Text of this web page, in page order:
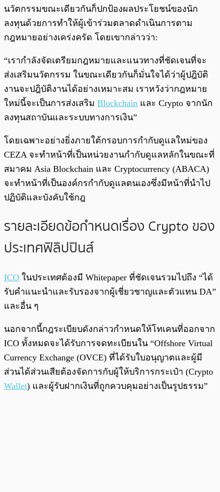
นวัตกรรมขณะเดียวกันก็ปกป้องผลประโยชน์ของนัก
ลงทุนด้วยการทำให้ผู้เข้าร่วมตลาดดำเนินการตาม
กฎหมายอย่างเคร่งครัด โดยเขากล่าวว่า:
“เรากำลังจัดเตรียมกฎหมายและแนวทางที่ชัดเจนที่จะ
ส่งเสริมนวัตกรรม ในขณะเดียวกันก็มั่นใจได้ว่าผู้ปฎิบัติ
งานจะปฎิบัติงานได้อย่างเหมาะสม เราหวังว่ากฎหมาย
ใหม่นี้จะเป็นการส่งเสริม Blockchain และ Crypto จากนัก
ลงทุนสถาบันและระบบทางการเงิน”
โดยเฉพาะอย่างยิ่งภายใต้กรอบการกำกับดูแลใหม่ของ
CEZA จะทำหน้าที่เป็นหน่วยงานกำกับดูแลหลักในขณะที่
สมาคม Asia Blockchain และ Cryptocurrency (ABACA)
จะทำหน้าที่เป็นองค์กรกำกับดูแลตนเองซึ่งมีหน้าที่นำไป
ปฏิบัติและบังคับใช้กฎ
รายละเอียดข้อกำหนดเรื่อง Crypto ของ
ประเทศฟิลิปปินส์
ICO ในประเทศต้องมี Whitepaper ที่ชัดเจนรวมไปถึง “ได้
รับคำแนะนำและรับรองจากผู้เชี่ยวชาญและตัวแทน DA”
และอื่น ๆ
นอกจากนี้กฎระเบียบดังกล่าวกำหนดให้โทเคนที่ออกจาก
ICO ทั้งหมดจะได้รับการจดทะเบียนใน “Offshore Virtual
Currency Exchange (OVCE) ที่ได้รับใบอนุญาตและผู้มี
ส่วนได้ส่วนเสียต้องจัดการกับผู้ให้บริการกระเป๋า (Crypto
Wallet) และผู้รับฝากเงินที่ถูกควบคุมอย่างเป็นรูปธรรม”